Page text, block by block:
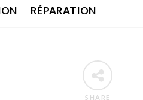
RÉPARATION
SHARE